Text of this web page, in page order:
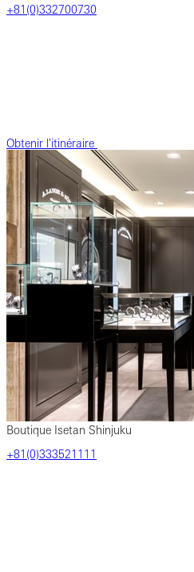
‎+81(0)332700730
Obtenir l'itinéraire
Boutique Isetan Shinjuku
‎+81‎(0)‎333521111